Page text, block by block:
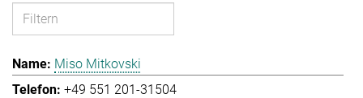
Miso Mitkovski
+49 551 201-31504